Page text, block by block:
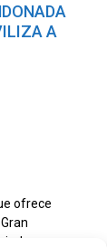
A
ofrece